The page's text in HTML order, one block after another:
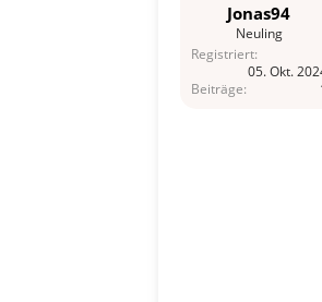
Jonas94
Neuling
Registriert
05. Okt.
Beiträge